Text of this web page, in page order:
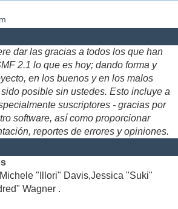
dar las gracias a todos los que han
2.1 lo que es hoy; dando forma y
en los buenos y en los malos
posible sin ustedes. Esto incluye a
suscriptores - gracias por
software, así como proporcionar
reportes de errores y opiniones.
"Illori" Davis,Jessica "Suki"
Wagner .